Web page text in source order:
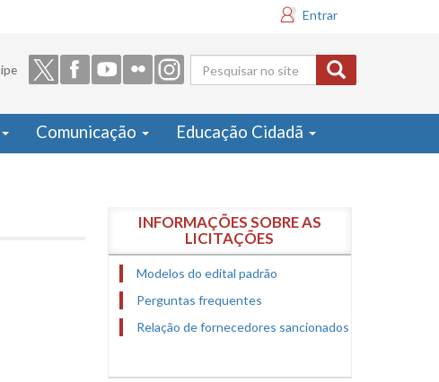
Entrar
Formulário
de busca
Comunicação Educação Cidadã
INFORMAÇÕES SOBRE AS
LICITAÇÕES
Modelos do edital padrão
Perguntas frequentes
Relação de fornecedores sancionados